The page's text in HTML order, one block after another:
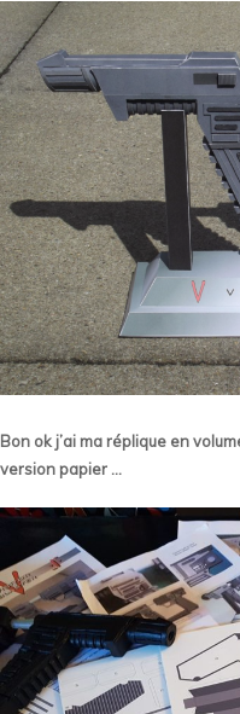
Bon ok j’ai ma réplique en
version papier …